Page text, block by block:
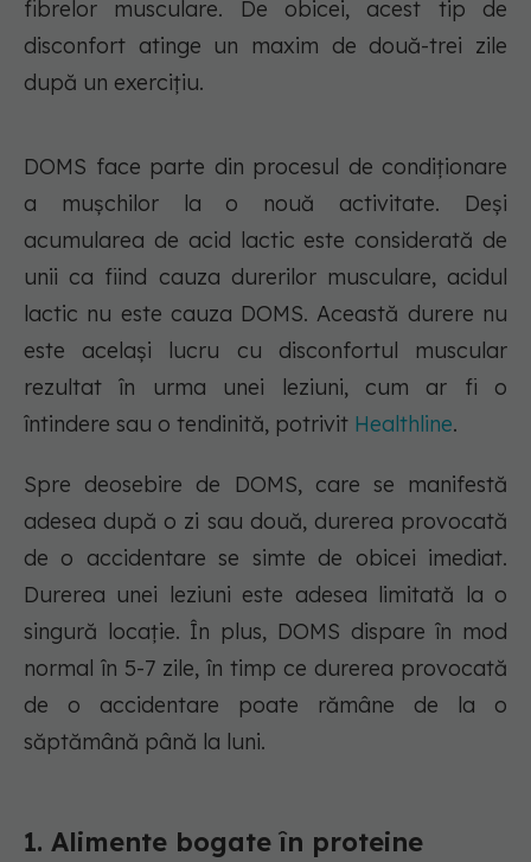
fibrelor musculare. De obicei, acest tip de
disconfort atinge un maxim de două-trei zile
după un exercițiu.
DOMS face parte din procesul de condiționare
a mușchilor la o nouă activitate. Deși
acumularea de acid lactic este considerată de
unii ca fiind cauza durerilor musculare, acidul
lactic nu este cauza DOMS. Această durere nu
este același lucru cu disconfortul muscular
rezultat în urma unei leziuni, cum ar fi o
întindere sau o tendinită, potrivit Healthline.
Spre deosebire de DOMS, care se manifestă
adesea după o zi sau două, durerea provocată
de o accidentare se simte de obicei imediat.
Durerea unei leziuni este adesea limitată la o
singură locație. În plus, DOMS dispare în mod
normal în 5-7 zile, în timp ce durerea provocată
de o accidentare poate rămâne de la o
săptămână până la luni.
1. Alimente bogate în proteine